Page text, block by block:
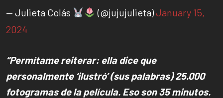
— Julieta Colás (@jujujulieta)January 15,
2024
“Permítame reiterar: ella dice que
personalmente ‘ilustró’ (sus palabras) 25.000
fotogramas de la película. Eso son 35 minutos.